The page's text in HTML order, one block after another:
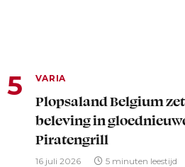
VARIA
Plopsaland Belgium
beleving in
Piratengrill
16 juli 2026 5 minuten leestijd